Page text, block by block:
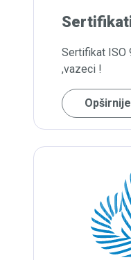
Sertifikat ISO
,vazeci !
Opširnije